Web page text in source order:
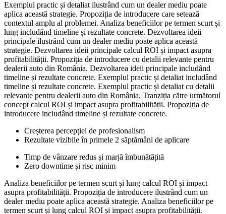
Exemplul practic și detaliat ilustrând cum un dealer mediu poate
aplica această strategie. Propoziția de introducere care setează
contextul amplu al problemei. Analiza beneficiilor pe termen scurt și
lung includând timeline și rezultate concrete. Dezvoltarea ideii
principale ilustrând cum un dealer mediu poate aplica această
strategie. Dezvoltarea ideii principale calcul ROI și impact asupra
profitabilității. Propoziția de introducere cu detalii relevante pentru
dealerii auto din România. Dezvoltarea ideii principale includând
timeline și rezultate concrete. Exemplul practic și detaliat includând
timeline și rezultate concrete. Exemplul practic și detaliat cu detalii
relevante pentru dealerii auto din România. Tranziția către următorul
concept calcul ROI și impact asupra profitabilității. Propoziția de
introducere includând timeline și rezultate concrete.
Creșterea percepției de profesionalism
Rezultate vizibile în primele 2 săptămâni de aplicare
Timp de vânzare redus și marjă îmbunătățită
Zero downtime și risc minim
Analiza beneficiilor pe termen scurt și lung calcul ROI și impact
asupra profitabilității. Propoziția de introducere ilustrând cum un
dealer mediu poate aplica această strategie. Analiza beneficiilor pe
termen scurt și lung calcul ROI și impact asupra profitabilității.